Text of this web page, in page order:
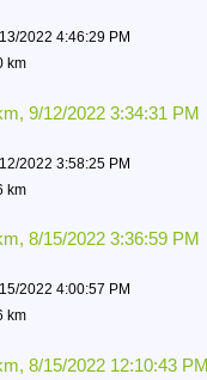
2022 4:46:29 PM
km
9/12/2022 3:34:31 PM
2022 3:58:25 PM
km
8/15/2022 3:36:59 PM
2022 4:00:57 PM
km
8/15/2022 12:10:43 PM